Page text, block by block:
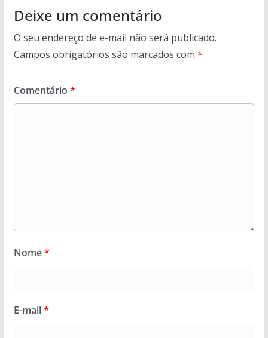
Deixe um comentário
O seu endereço de e-mail não será publicado.
Campos obrigatórios são marcados com *
Comentário *
Nome*
E-mail*